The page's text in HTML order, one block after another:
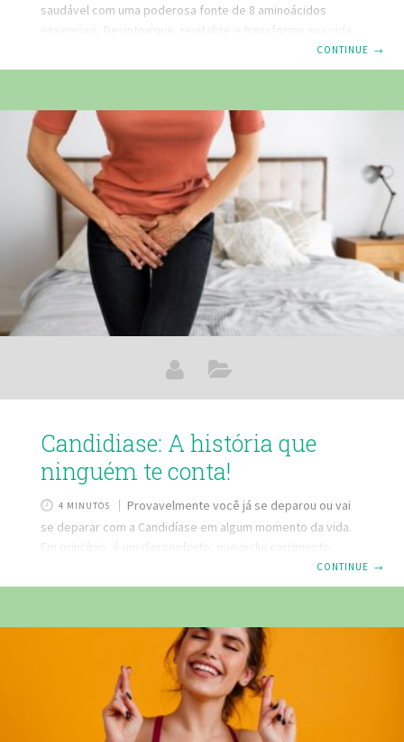
saudável com uma poderosa fonte de 8 aminoácidos
essenciais. Desintoxique, revitalize e transforme sua vida
com Chlorella Power Detox! ´´Com a Chlorella Power Detox
você vai fazer uma verdadeira varredura em seu corpo,
tanto prejudicam o seu corpo. Com isso, você consegue
absorver melhor os nutrientes. A Chlorella Power Detox vai
cuidar da sua saúde, do seu corpo e da sua pele, auxiliando
na prevenção
CONTINUE →
Candidiase: A história que
ninguém te conta!
4 MINUTOS
Provavelmente você já se deparou ou vai
se deparar com a Candidíase em algum momento da vida.
Em princípio, é um desconforto, que inclui corrimento,
coceira incômoda e persistente, fissuras e ardência ao
urinar. Basicamente, Candida Albicans, é uma espécie de
que ao se multiplicar de forma descontrolada, geram
instabilidades no organismo. Relação Sexual: Posso Infectar
meu parceiro? Sim! Primeiramente a candidíase não é algo
exclusivo a mulheres ela também pode ocorrer em
CONTINUE →